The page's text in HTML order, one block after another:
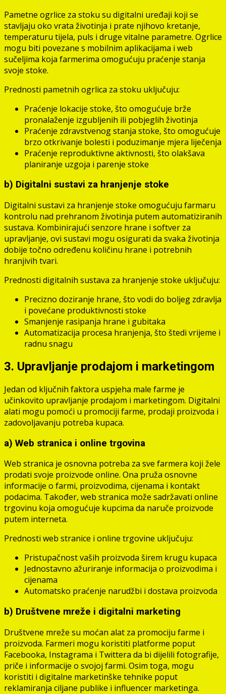
Pametne ogrlice za stoku su digitalni uređaji koji se
stavljaju oko vrata životinja i prate njihovo kretanje,
temperaturu tijela, puls i druge vitalne parametre. Ogrlice
mogu biti povezane s mobilnim aplikacijama i web
sučeljima koja farmerima omogućuju praćenje stanja
svoje stoke.
Prednosti pametnih ogrlica za stoku uključuju:
Praćenje lokacije stoke, što omogućuje brže
pronalaženje izgubljenih ili pobjeglih životinja
Praćenje zdravstvenog stanja stoke, što omogućuje
brzo otkrivanje bolesti i poduzimanje mjera liječenja
Praćenje reproduktivne aktivnosti, što olakšava
planiranje uzgoja i parenje stoke
b) Digitalni sustavi za hranjenje stoke
Digitalni sustavi za hranjenje stoke omogućuju farmaru
kontrolu nad prehranom životinja putem automatiziranih
sustava. Kombinirajući senzore hrane i softver za
upravljanje, ovi sustavi mogu osigurati da svaka životinja
dobije točno određenu količinu hrane i potrebnih
hranjivih tvari.
Prednosti digitalnih sustava za hranjenje stoke uključuju:
Precizno doziranje hrane, što vodi do boljeg zdravlja
i povećane produktivnosti stoke
Smanjenje rasipanja hrane i gubitaka
Automatizacija procesa hranjenja, što štedi vrijeme i
radnu snagu
3. Upravljanje prodajom i marketingom
Jedan od ključnih faktora uspjeha male farme je
učinkovito upravljanje prodajom i marketingom. Digitalni
alati mogu pomoći u promociji farme, prodaji proizvoda i
zadovoljavanju potreba kupaca.
a) Web stranica i online trgovina
Web stranica je osnovna potreba za sve farmera koji žele
prodati svoje proizvode online. Ona pruža osnovne
informacije o farmi, proizvodima, cijenama i kontakt
podacima. Također, web stranica može sadržavati online
trgovinu koja omogućuje kupcima da naruče proizvode
putem interneta.
Prednosti web stranice i online trgovine uključuju:
Pristupačnost vaših proizvoda širem krugu kupaca
Jednostavno ažuriranje informacija o proizvodima i
cijenama
Automatsko praćenje narudžbi i dostava proizvoda
b) Društvene mreže i digitalni marketing
Društvene mreže su moćan alat za promociju farme i
proizvoda. Farmeri mogu koristiti platforme poput
Facebooka, Instagrama i Twittera da bi dijelili fotografije,
priče i informacije o svojoj farmi. Osim toga, mogu
koristiti i digitalne marketinške tehnike poput
reklamiranja ciljane publike i influencer marketinga.